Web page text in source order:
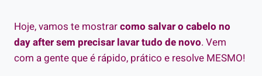
Hoje, vamos te mostrarcomo salvar o cabelo no
day after sem precisar lavar tudo de novo. Vem
com a gente que é rápido, prático e resolve MESMO!